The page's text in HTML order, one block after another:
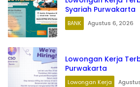
Syariah Purwakarta
BANK Agustus 6, 2026
Lowongan Kerja
Purwakarta
Lowongan Kerja